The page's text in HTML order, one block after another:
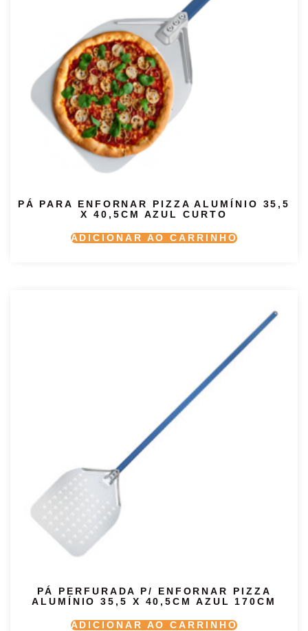
PÁ PARA ENFORNAR PIZZA ALUMÍNIO 35,5
X 40,5CM AZUL CURTO
ADICIONAR AO CARRINHO
PÁ PERFURADA P/ ENFORNAR PIZZA
ALUMÍNIO 35,5 X 40,5CM AZUL 170CM
ADICIONAR AO CARRINHO